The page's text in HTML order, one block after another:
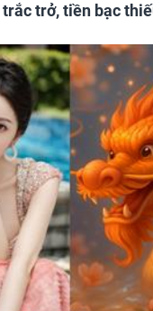
trắc trở, tiền bạc